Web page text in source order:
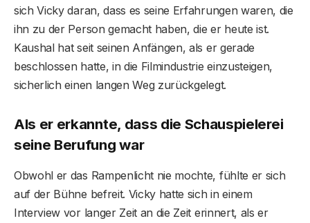
sich Vicky daran, dass es seine Erfahrungen waren, die
ihn zu der Person gemacht haben, die er heute ist.
Kaushal hat seit seinen Anfängen, als er gerade
beschlossen hatte, in die Filmindustrie einzusteigen,
sicherlich einen langen Weg zurückgelegt.
Als er erkannte, dass die Schauspielerei
seine Berufung war
Obwohl er das Rampenlicht nie mochte, fühlte er sich
auf der Bühne befreit. Vicky hatte sich in einem
Interview vor langer Zeit an die Zeit erinnert, als er